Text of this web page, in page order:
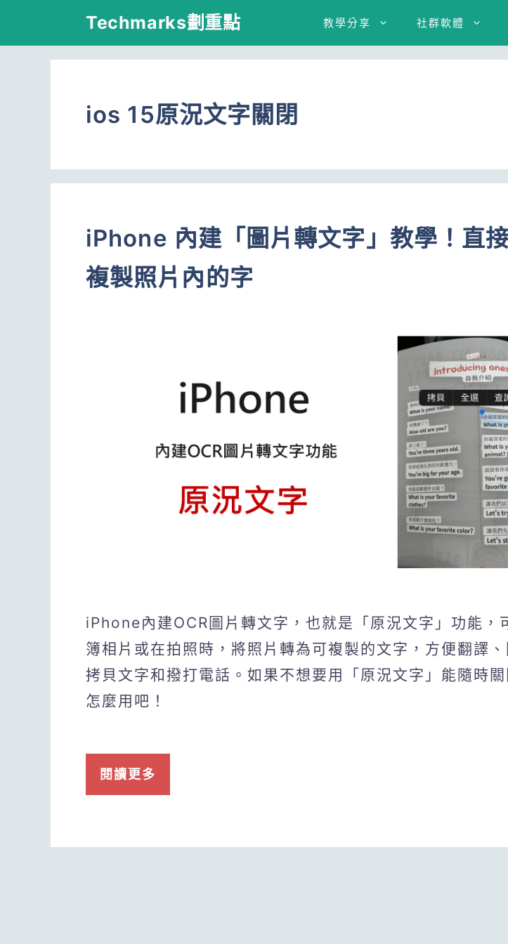
Techmarks劃重點 教學分享 社群軟體
ios 15原況文字關閉
iPhone 內建「圖片轉文字」教學！直
複製照片內的字
iPhone內建OCR圖片轉文字，也就是「原況文字」功能，
簿相片或在拍照時，將照片轉為可複製的文字，方便翻譯、
拷貝文字和撥打電話。如果不想要用「原況文字」能隨時
怎麼用吧！
閱讀更多